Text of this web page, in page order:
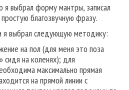
я выбрал форму мантры, записал
благозвучную фразу.
я выбрал следующую методику:
на пол (для меня это поза
сидя на коленях); для
максимально прямая
на прямой линии с